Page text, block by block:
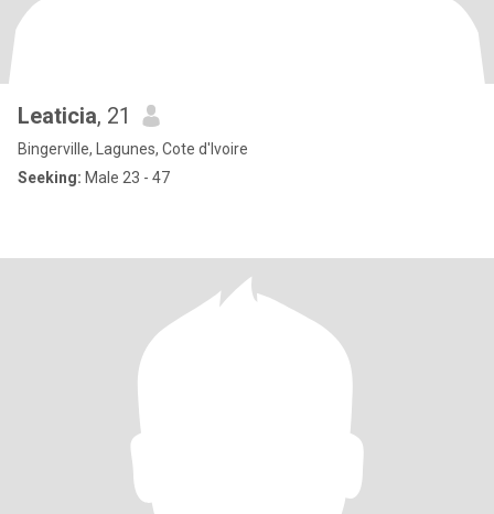
Leaticia, 21
Bingerville, Lagunes, Cote d'Ivoire
Seeking: Male 23 - 47